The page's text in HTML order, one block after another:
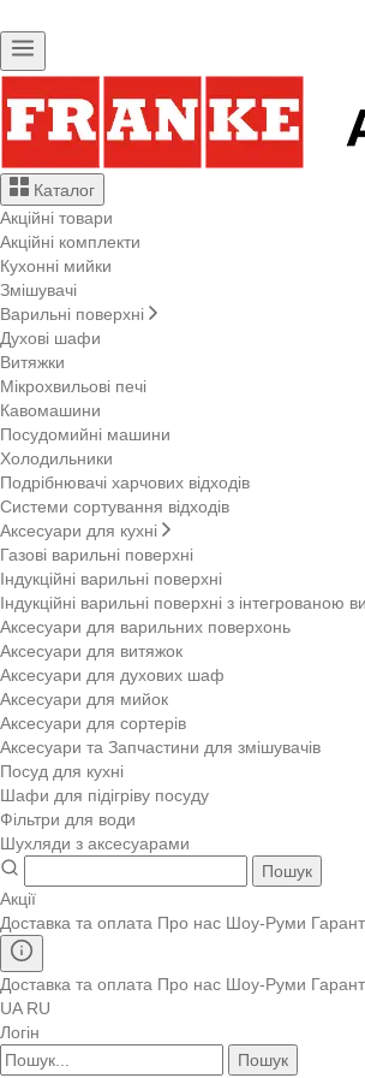
Каталог
Акційні товари
Акційні комплекти
Кухонні мийки
Змішувачі
Варильні поверхні
Духові шафи
Витяжки
Мікрохвильові печі
Кавомашини
Посудомийні машини
Холодильники
Подрібнювачі харчових відходів
Системи сортування відходів
Аксесуари для кухні
Газові варильні поверхні
Індукційні варильні поверхні
Індукційні варильні поверхні з інтегрованою
Аксесуари для варильних поверхонь
Аксесуари для витяжок
Аксесуари для духових шаф
Аксесуари для мийок
Аксесуари для сортерів
Аксесуари та Запчастини для змішувачів
Посуд для кухні
Шафи для підігріву посуду
Фільтри для води
Шухляди з аксесуарами
Пошук
Акції
Доставка та оплата Про нас Шоу-Руми
Доставка та оплата Про нас Шоу-Руми
UA RU
Логін
Пошук